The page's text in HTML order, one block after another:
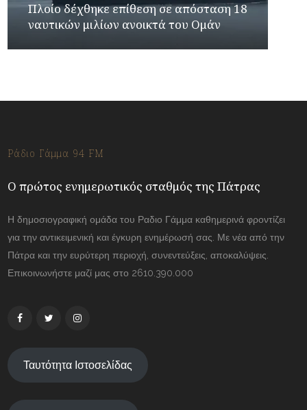
Πλοίο δέχθηκε επίθεση σε απόσταση 18
ναυτικών μιλίων ανοικτά του Ομάν
Ράδιο Γάμμα 94 FM
Ο πρώτος ενημερωτικός σταθμός της Πάτρας
Η δημοσιογραφική ομάδα του Ραδιο Γάμμα καθημερινά φροντίζει
για την αντικειμενική και έγκυρη ενημέρωσή σας. Με νέα από την
Πάτρα και την ευρύτερη περιοχή, συνεντεύξεις, αποκαλύψεις.
Επικοινωνήστε μαζί μας στο 2610.390.000
Ταυτότητα Ιστοσελίδας